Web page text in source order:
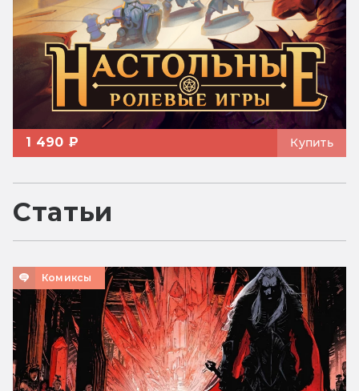
1 490 ₽ Купить
Статьи
Комиксы